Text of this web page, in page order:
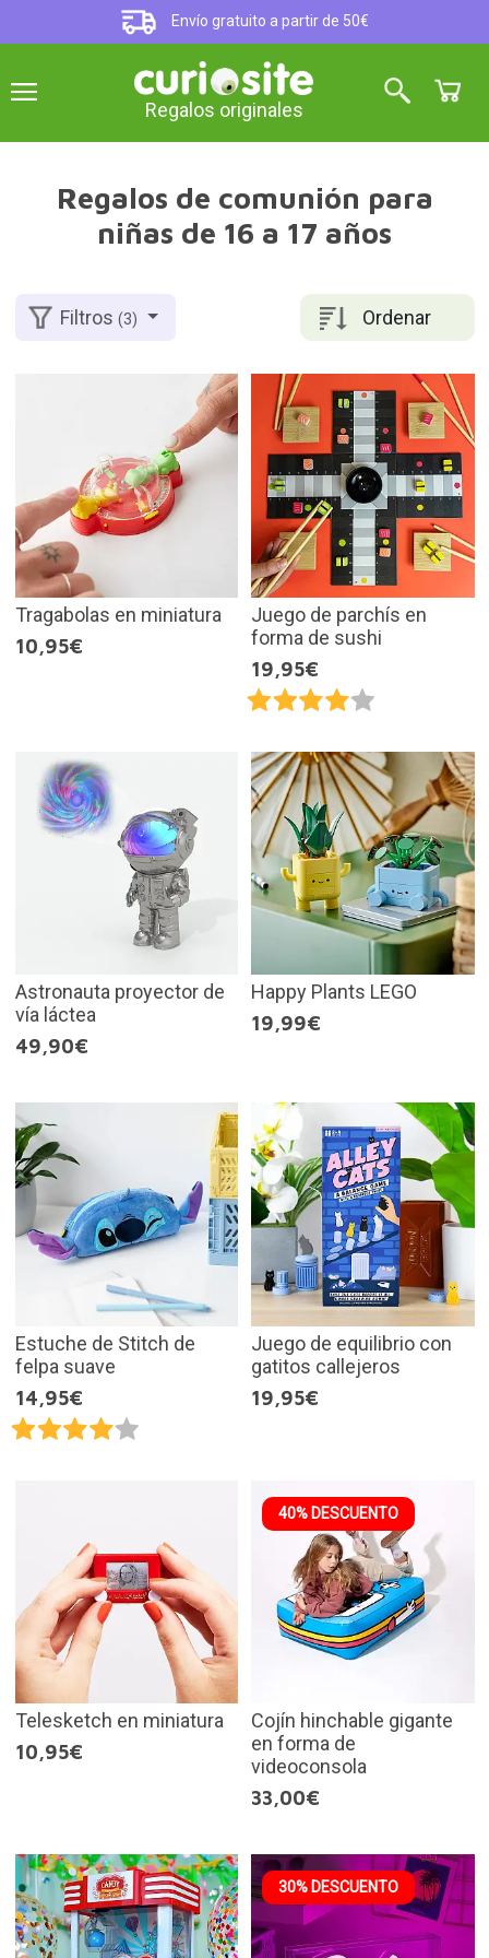
Envío gratuito a partir de 50€
Regalos originales
Regalos de comunión para
niñas de 16 a 17 años
Ordenar
Filtros(3)
Tragabolas en miniatura
10,95€
Juego de parchís en
forma de sushi
19,95€
Astronauta proyector de
vía láctea
49,90€
Happy Plants LEGO
19,99€
Estuche de Stitch de
felpa suave
14,95€
Juego de equilibrio con
gatitos callejeros
19,95€
Telesketch en miniatura
10,95€
40% DESCUENTO
Cojín hinchable gigante
en forma de
videoconsola
33,00€
30% DESCUENTO